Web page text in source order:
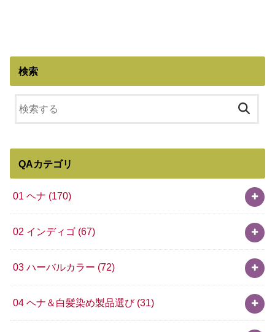
検索
QAカテゴリ
01 ヘナ (170)
02 インディゴ (67)
03 ハーバルカラー (72)
04 ヘナ＆白髪染め製品選び (31)